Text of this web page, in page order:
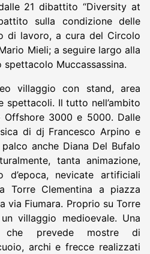
21 dibattito “Diversity at
sulla condizione delle
di lavoro, a cura del Circolo
Mieli; a seguire largo alla
Muccassassina.
villaggio con stand, area
spettacoli. Il tutto nell’ambito
Offshore 3000 e 5000. Dalle
di dj Francesco Arpino e
anche Diana Del Bufalo
tanta animazione,
d’epoca, nevicate artificiali
Torre Clementina a piazza
via Fiumara. Proprio su Torre
villaggio medioevale. Una
che prevede mostre di
archi e frecce realizzati